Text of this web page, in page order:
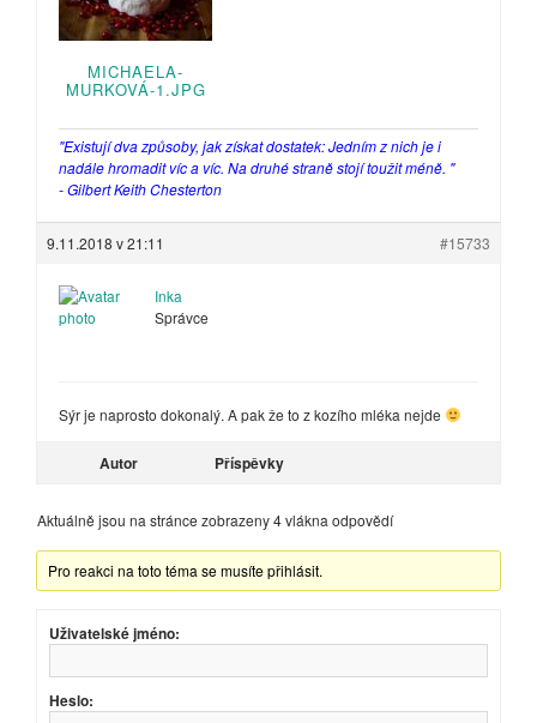
MICHAELA-
MURKOVÁ-1.JPG
"Existují dva způsoby, jak získat dostatek: Jedním z nich je i
nadále hromadit víc a víc. Na druhé straně stojí toužit méně. "
- Gilbert Keith Chesterton
9.11.2018 v 21:11 #15733
Inka
Správce
Sýr je naprosto dokonalý. A pak že to z kozího mléka nejde
Autor Příspěvky
Aktuálně jsou na stránce zobrazeny 4 vlákna odpovědí
Pro reakci na toto téma se musíte přihlásit.
Uživatelské jméno:
Heslo: